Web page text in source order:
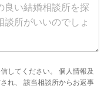
してください。
個人情報及
れ、 該当相談所からお返事